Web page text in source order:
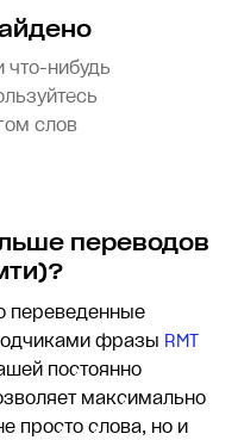
что-нибудь
слов
переводов
переведенные
фразы RMT
постоянно
максимально
просто слова, но и